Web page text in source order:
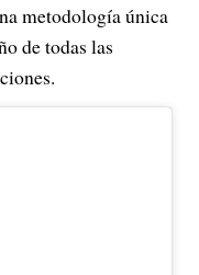
metodología única
de todas las